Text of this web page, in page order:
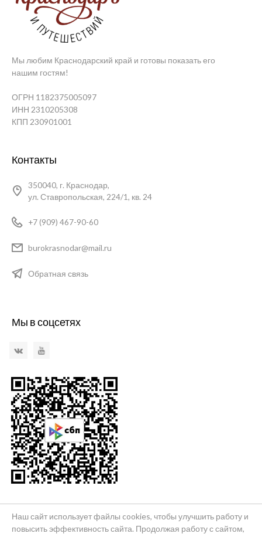
Мы любим Краснодарский край и готовы показать его
нашим гостям!
ОГРН 1182375005097
ИНН 2310205308
КПП 230901001
Контакты
350040, г. Краснодар,
ул. Ставропольская, 224/1, кв. 24
+7 (909) 467-90-60
burokrasnodar@mail.ru
Обратная связь
Мы в соцсетях
© 2026 Бюро путешествий и экскурсий "Краснодаръ"
Наш сайт использует файлы cookies, чтобы улучшить работу и
повысить эффективность сайта. Продолжая работу с сайтом,